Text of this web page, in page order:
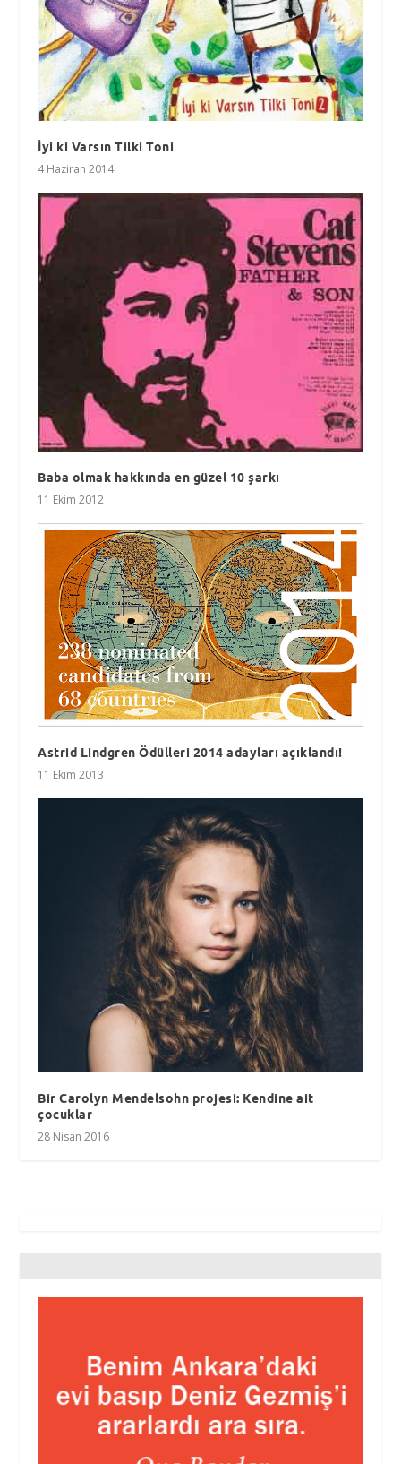
İyi ki Varsın Tilki Toni
4 Haziran 2014
Baba olmak hakkında en güzel 10 şarkı
11 Ekim 2012
Astrid Lindgren Ödülleri 2014 adayları açıklandı!
11 Ekim 2013
Bir Carolyn Mendelsohn projesi: Kendine ait
çocuklar
28 Nisan 2016